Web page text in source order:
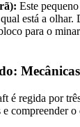
Este
está a olhar.
para o
é regida por
compreender